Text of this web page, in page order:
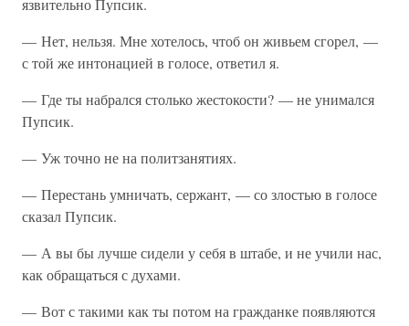
язвительно Пупсик.
— Нет, нельзя. Мне хотелось, чтоб он живьем сгорел, —
с той же интонацией в голосе, ответил я.
— Где ты набрался столько жестокости? — не унимался
Пупсик.
— Уж точно не на политзанятиях.
— Перестань умничать, сержант, — со злостью в голосе
сказал Пупсик.
— А вы бы лучше сидели у себя в штабе, и не учили нас,
как обращаться с духами.
— Вот с такими как ты потом на гражданке появляются